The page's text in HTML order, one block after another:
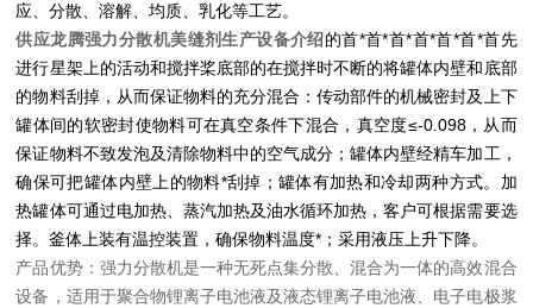
应、分散、溶解、均质、乳化等工艺。
供应龙腾强力分散机美缝剂生产设备介绍的首*首*首*首*首*首*首先
进行星架上的活动和搅拌桨底部的在搅拌时不断的将罐体内壁和底部
的物料刮掉，从而保证物料的充分混合：传动部件的机械密封及上下
罐体间的软密封使物料可在真空条件下混合，真空度≤-0.098，从而
保证物料不致发泡及清除物料中的空气成分；罐体内壁经精车加工，
确保可把罐体内壁上的物料*刮掉；罐体有加热和冷却两种方式。加
热罐体可通过电加热、蒸汽加热及油水循环加热，客户可根据需要选
择。釜体上装有温控装置，确保物料温度*；采用液压上升下降。
产品优势：强力分散机是一种无死点集分散、混合为一体的高效混合
设备，适用于聚合物锂离子电池液及液态锂离子电池液、电子电极浆